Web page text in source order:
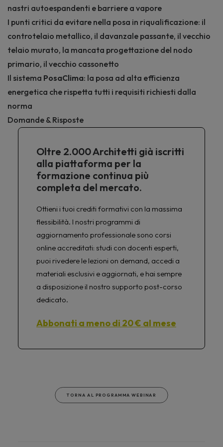
nastri autoespandenti e barriere a vapore
I punti critici da evitare nella posa in riqualificazione: il
controtelaio metallico, il davanzale passante, il vecchio
telaio murato, la mancata progettazione del nodo
primario, il vecchio cassonetto
Il sistema PosaClima: la posa ad alta efficienza
energetica che rispetta tutti i requisiti richiesti dalla
norma
Domande & Risposte
Oltre 2.000 Architetti già iscritti
alla piattaforma per la
formazione continua più
completa del mercato.
Ottieni i tuoi crediti formativi con la massima
flessibilità. I nostri programmi di
aggiornamento professionale sono corsi
online accreditati: studi con docenti esperti,
puoi rivedere le lezioni on demand, accedi a
materiali esclusivi e aggiornati, e hai sempre
a disposizione il nostro supporto post-corso
dedicato.
Abbonati a meno di 20 € al mese
TORNA AL PROGRAMMA WEBINAR